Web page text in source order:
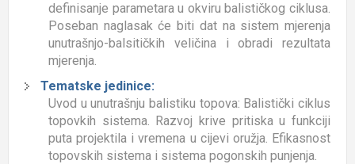
definisanje parametara u okviru balističkog ciklusa.
Poseban naglasak će biti dat na sistem mjerenja
unutrašnjo-balsitičkih veličina i obradi rezultata
mjerenja.
Tematske jedinice:
Uvod u unutrašnju balistiku topova: Balistički ciklus
topovkih sistema. Razvoj krive pritiska u funkciji
puta projektila i vremena u cijevi oružja. Efikasnost
topovskih sistema i sistema pogonskih punjenja.